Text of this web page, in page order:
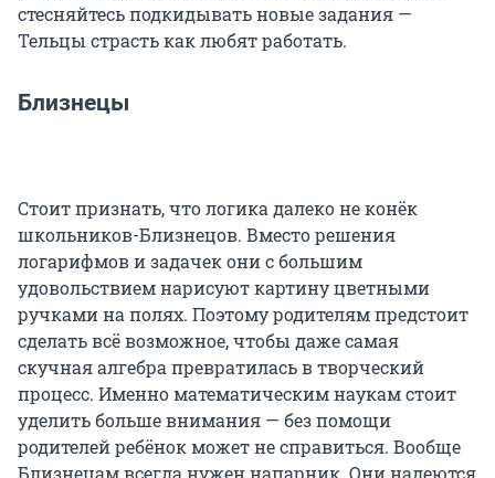
стесняйтесь подкидывать новые задания —
Тельцы страсть как любят работать.
Близнецы
Стоит признать, что логика далеко не конёк
школьников-Близнецов. Вместо решения
логарифмов и задачек они с большим
удовольствием нарисуют картину цветными
ручками на полях. Поэтому родителям предстоит
сделать всё возможное, чтобы даже самая
скучная алгебра превратилась в творческий
процесс. Именно математическим наукам стоит
уделить больше внимания — без помощи
родителей ребёнок может не справиться. Вообще
Близнецам всегда нужен напарник. Они надеются